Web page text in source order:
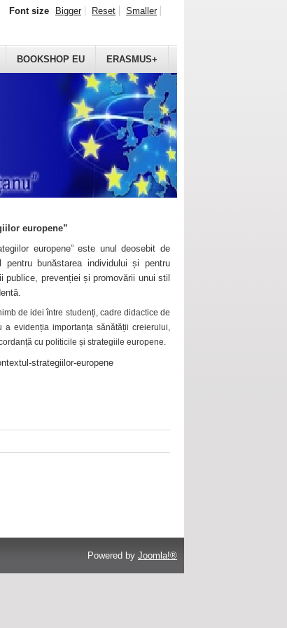
BOOKSHOP EU ERASMUS+
Font size Bigger Reset Smaller
europene”
europene” este unul deosebit de
bunăstarea individului și pentru
prevenției și promovării unui stil
de idei între studenți, cadre didactice de
a evidenția importanța sănătății creierului,
cu politicile și strategiile europene.
strategiilor-europene
Powered by Joomla!®